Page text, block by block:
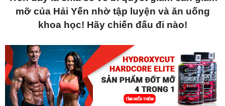
mỡ của Hải Yến nhờ tập luyện và ăn uống
khoa học! Hãy chiến đấu đi nào!